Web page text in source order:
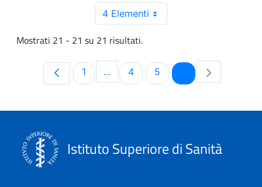
4 Elementi
Mostrati 21 - 21 su 21 risultati.
Pagina
1 ...Pagine intermedie Use TAB to
Pagina
4 Pagina
5 Pagina
Istituto Superiore di Sanità